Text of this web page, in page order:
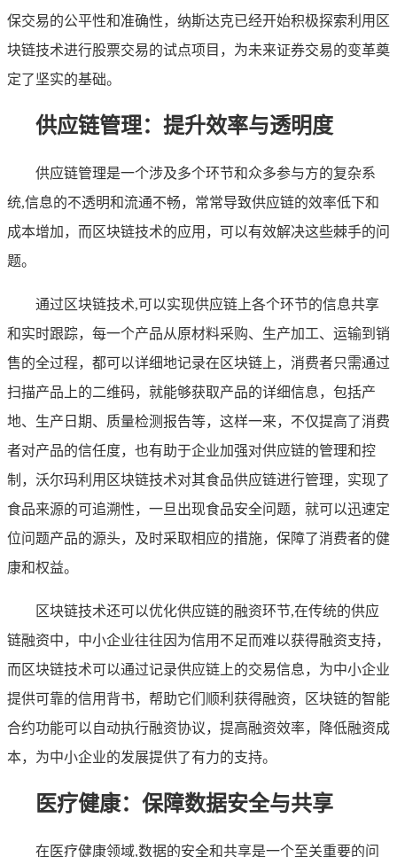
保交易的公平性和准确性，纳斯达克已经开始积极探索利用区
块链技术进行股票交易的试点项目，为未来证券交易的变革奠
定了坚实的基础。
供应链管理：提升效率与透明度
供应链管理是一个涉及多个环节和众多参与方的复杂系
统,信息的不透明和流通不畅，常常导致供应链的效率低下和
成本增加，而区块链技术的应用，可以有效解决这些棘手的问
题。
通过区块链技术,可以实现供应链上各个环节的信息共享
和实时跟踪，每一个产品从原材料采购、生产加工、运输到销
售的全过程，都可以详细地记录在区块链上，消费者只需通过
扫描产品上的二维码，就能够获取产品的详细信息，包括产
地、生产日期、质量检测报告等，这样一来，不仅提高了消费
者对产品的信任度，也有助于企业加强对供应链的管理和控
制，沃尔玛利用区块链技术对其食品供应链进行管理，实现了
食品来源的可追溯性，一旦出现食品安全问题，就可以迅速定
位问题产品的源头，及时采取相应的措施，保障了消费者的健
康和权益。
区块链技术还可以优化供应链的融资环节,在传统的供应
链融资中，中小企业往往因为信用不足而难以获得融资支持，
而区块链技术可以通过记录供应链上的交易信息，为中小企业
提供可靠的信用背书，帮助它们顺利获得融资，区块链的智能
合约功能可以自动执行融资协议，提高融资效率，降低融资成
本，为中小企业的发展提供了有力的支持。
医疗健康：保障数据安全与共享
在医疗健康领域,数据的安全和共享是一个至关重要的问